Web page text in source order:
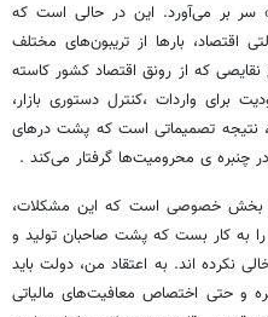
سر بر می‌آورد. این در حالی است که
بارها از تریبون‌های مختلف
که از رونق اقتصاد کشور کاسته
برای واردات ،کنترل دستوری بازار،
نتیجه تصمیماتی است که پشت در‌های
چنبره ی محرومیت‌ها گرفتار می‌کند .
و بخش خصوصی است که این مشکلات،
به کار بست که پشت صاحبان تولید و
نکرده اند. به اعتقاد من، دولت باید
و حتی اختصاص معافیت‌های مالیاتی